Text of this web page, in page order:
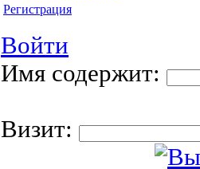
Регистрация
Войти
Имя содержит:
Визит: